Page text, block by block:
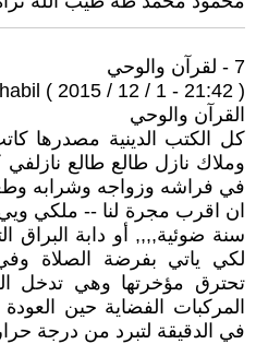
7 - لقرآن والوحي
( 2015 / 12 / 1 - 21:42 )
القرآن والوحي
كل الكتب الدينية مصدرها
وملاك نازل طالع طالع
في فراشه وزواجه وشرابه
سنة ضوئية,,,, أو دابة البراق
لكي ياتي بفرضة الصلاة
تحترق مؤخرتها وهي تدخل
في الدقيقة لتبرد من درجة